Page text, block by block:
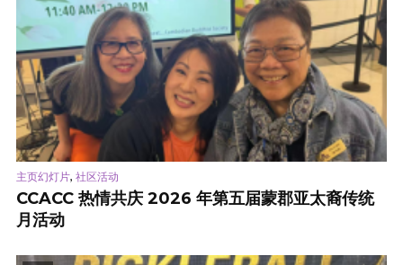
主页幻灯片, 社区活动
CCACC 热情共庆 2026 年第五届蒙郡亚太裔传统
月活动